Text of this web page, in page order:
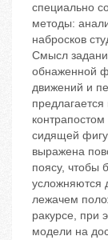
специально
методы:
набросков
Смысл
обнаженной
движений и
сидящей
выражена
поясу, чтобы
усложняются
лежачем
ракурсе, при
модели на